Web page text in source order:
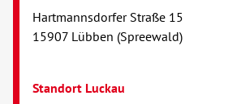
Hartmannsdorfer Straße 15
15907 Lübben (Spreewald)
Standort Luckau